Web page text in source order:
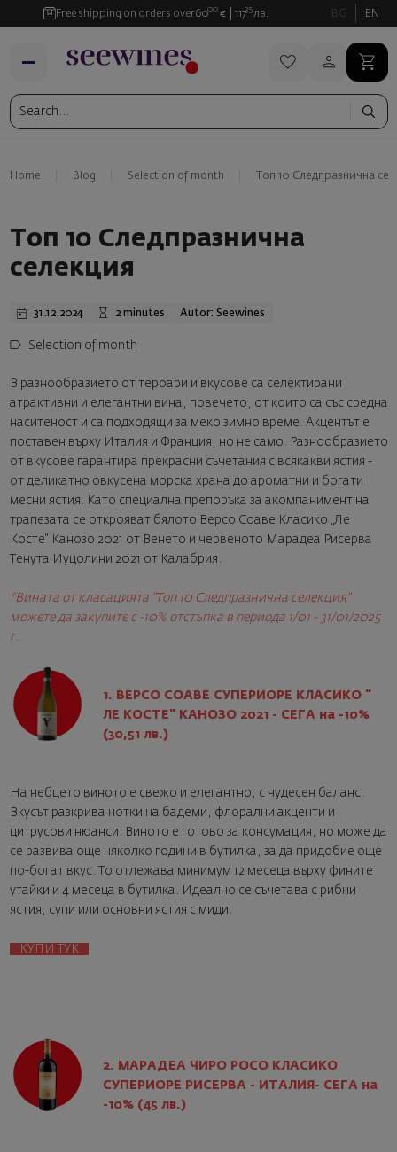
Free shipping on orders over6000 € 11735 лв. BG EN
Home Blog Selection of month Топ 10 Следпразнична
Топ 10 Следпразнична
селекция
31.12.2024 2 minutes Autor: Seewines
Selection of month
В разнообразието от тероари и вкусове са селектирани
атрактивни и елегантни вина, повечето, от които са със средна
наситеност и са подходящи за меко зимно време. Акцентът е
поставен върху Италия и Франция, но не само. Разнообразието
от вкусове гарантира прекрасни съчетания с всякакви ястия -
от деликатно овкусена морска храна до ароматни и богати
месни ястия. Като специална препоръка за акомпанимент на
трапезата се открояват бялото Версо Соаве Класико „Ле
Косте“ Канозо 2021 от Венето и червеното Марадеа Рисерва
Тенута Иуцолини 2021 от Калабрия.
*Вината от класацията "Топ 10 Следпразнична селекция"
можете да закупите с -10% отстъпка в периода 1/01 - 31/01/2025
г.
1. ВЕРСО СОАВЕ СУПЕРИОРЕ КЛАСИКО "
ЛЕ КОСТЕ" КАНОЗО 2021 - СЕГА на -10%
(30,51 лв.)
На небцето виното е свежо и елегантно, с чудесен баланс.
Вкусът разкрива нотки на бадеми, флорални акценти и
цитрусови нюанси. Виното е готово за консумация, но може да
се развива още няколко години в бутилка, за да придобие още
по-богат вкус. То отлежава минимум 12 месеца върху фините
утайки и 4 месеца в бутилка. Идеално се съчетава с рибни
ястия, супи или основни ястия с миди.
КУПИ ТУК
2. МАРАДЕА ЧИРО РОСО КЛАСИКО
СУПЕРИОРЕ РИСЕРВА - ИТАЛИЯ - СЕГА на
-10% (45 лв.)